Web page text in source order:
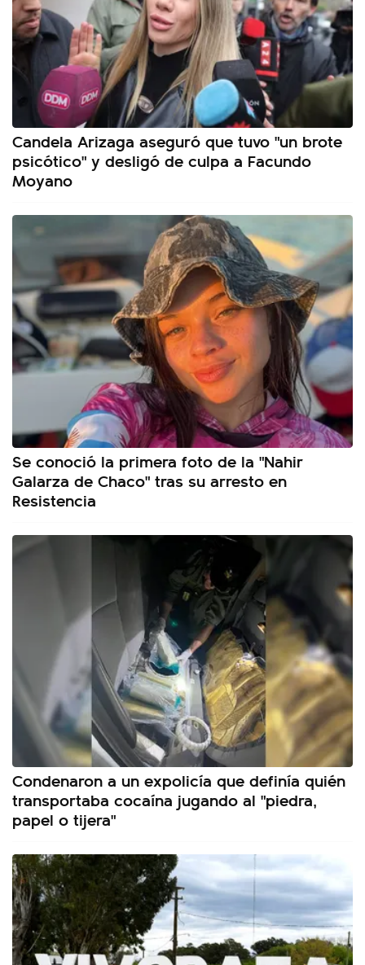
Candela Arizaga aseguró que tuvo "un brote
psicótico" y desligó de culpa a Facundo
Moyano
Se conoció la primera foto de la "Nahir
Galarza de Chaco" tras su arresto en
Resistencia
Condenaron a un expolicía que definía quién
transportaba cocaína jugando al "piedra,
papel o tijera"